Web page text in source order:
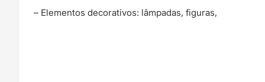
– Elementos decorativos: lâmpadas, figuras,